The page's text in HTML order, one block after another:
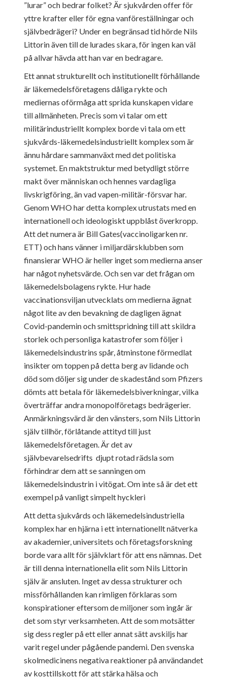
”lurar” och bedrar folket? Är sjukvården offer för
yttre krafter eller för egna vanföreställningar och
självbedrägeri? Under en begränsad tid hörde Nils
Littorin även till de lurades skara, för ingen kan väl
på allvar hävda att han var en bedragare.
Ett annat strukturellt och institutionellt förhållande
är läkemedelsföretagens dåliga rykte och
mediernas oförmåga att sprida kunskapen vidare
till allmänheten. Precis som vi talar om ett
militärindustriellt komplex borde vi tala om ett
sjukvårds-läkemedelsindustriellt komplex som är
ännu hårdare sammanväxt med det politiska
systemet. En maktstruktur med betydligt större
makt över människan och hennes vardagliga
livskrigföring, än vad vapen-militär-försvar har.
Genom WHO har detta komplex utrustats med en
internationell och ideologiskt uppblåst överkropp.
Att det numera är Bill Gates(vaccinoligarken nr.
ETT) och hans vänner i miljardärsklubben som
finansierar WHO är heller inget som medierna anser
har något nyhetsvärde. Och sen var det frågan om
läkemedelsbolagens rykte. Hur hade
vaccinationsviljan utvecklats om medierna ägnat
något lite av den bevakning de dagligen ägnat
Covid-pandemin och smittspridning till att skildra
storlek och personliga katastrofer som följer i
läkemedelsindustrins spår, åtminstone förmedlat
insikter om toppen på detta berg av lidande och
död som döljer sig under de skadestånd som Pfizers
dömts att betala för läkemedelsbiverkningar, vilka
överträffar andra monopolföretags bedrägerier.
Anmärkningsvärd är den vänsters, som Nils Littorin
själv tillhör, förlåtande attityd till just
läkemedelsföretagen. Är det av
självbevarelsedrifts djupt rotad rädsla som
förhindrar dem att se sanningen om
läkemedelsindustrin i vitögat. Om inte så är det ett
exempel på vanligt simpelt hyckleri
Att detta sjukvårds och läkemedelsindustriella
komplex har en hjärna i ett internationellt nätverka
av akademier, universitets och företagsforskning
borde vara allt för självklart för att ens nämnas. Det
är till denna internationella elit som Nils Littorin
själv är ansluten. Inget av dessa strukturer och
missförhållanden kan rimligen förklaras som
konspirationer eftersom de miljoner som ingår är
det som styr verksamheten. Att de som motsätter
sig dess regler på ett eller annat sätt avskiljs har
varit regel under pågående pandemi. Den svenska
skolmedicinens negativa reaktioner på användandet
av kosttillskott för att stärka hälsa och